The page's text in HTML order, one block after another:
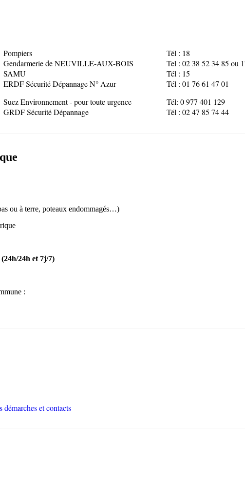
Pompiers
Gendarmerie de NEUVILLE-AUX-BOIS
SAMU
ERDF Sécurité Dépannage N° Azur
Suez Environnement - pour toute urgence
GRDF Sécurité Dépannage
Tél : 18
Tel : 02 38 52 34 85 ou
Tél : 15
Tél : 01 76 61 47 01
Tél: 0 977 401 129
Tél : 02 47 85 74 44
ou à terre, poteaux endommagés…)
24h et 7j/7)
:
démarches et contacts